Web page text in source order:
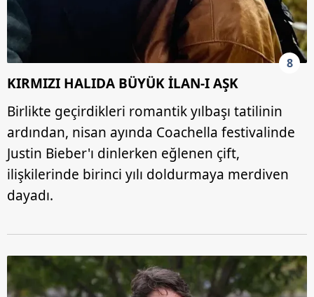
8
KIRMIZI HALIDA BÜYÜK İLAN-I AŞK
Birlikte geçirdikleri romantik yılbaşı tatilinin
ardından, nisan ayında Coachella festivalinde
Justin Bieber'ı dinlerken eğlenen çift,
ilişkilerinde birinci yılı doldurmaya merdiven
dayadı.